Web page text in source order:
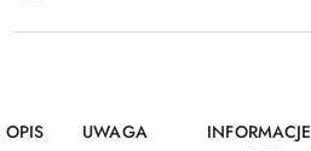
OPIS UWAGA
INFORMACJE